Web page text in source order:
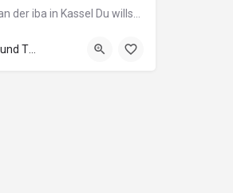
Duales Bachelorstudium an der iba in Kassel Du willst im Management durchstarten oder im sozialen Bereich…